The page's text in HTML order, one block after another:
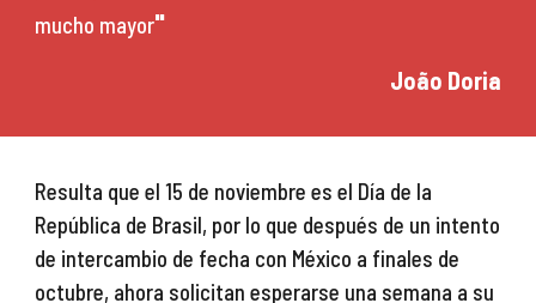
mucho mayor"
João Doria
Resulta que el 15 de noviembre es el Día de la
República de Brasil, por lo que después de un intento
de intercambio de fecha con México a finales de
octubre, ahora solicitan esperarse una semana a su